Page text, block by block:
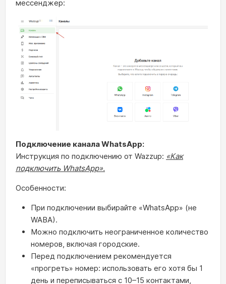
мессенджер:
Подключение канала WhatsApp:
Инструкция по подключению от Wazzup: «Как
подключить WhatsApp».
Особенности:
При подключении выбирайте «WhatsApp» (не
WABA).
Можно подключить неограниченное количество
номеров, включая городские.
Перед подключением рекомендуется
«прогреть» номер: использовать его хотя бы 1
день и переписываться с 10–15 контактами,